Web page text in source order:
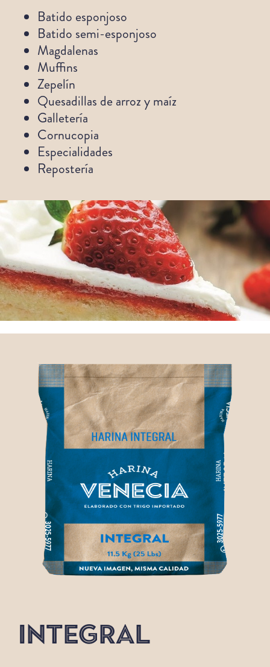
Batido esponjoso
Batido semi-esponjoso
Magdalenas
Muffins
Zepelín
Quesadillas de arroz y maíz
Galletería
Cornucopia
Especialidades
Repostería
INTEGRAL